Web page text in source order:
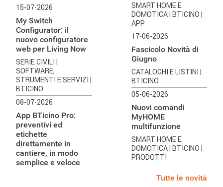
15-07-2026
My Switch
Configurator: il
nuovo configuratore
web per Living Now
SERIE CIVILI |
SOFTWARE,
STRUMENTI E SERVIZI |
BTICINO
08-07-2026
App BTicino Pro:
preventivi ed
etichette
direttamente in
cantiere, in modo
semplice e veloce
SMART HOME E
DOMOTICA| BTICINO |
APP
17-06-2026
Fascicolo Novità di
Giugno
CATALOGHI E LISTINI |
BTICINO
05-06-2026
Nuovi comandi
MyHOME
multifunzione
SMART HOME E
DOMOTICA| BTICINO |
PRODOTTI
Tutte le novità